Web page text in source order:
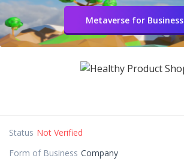
Metaverse for Business
Status Not Verified
Form of Business Company